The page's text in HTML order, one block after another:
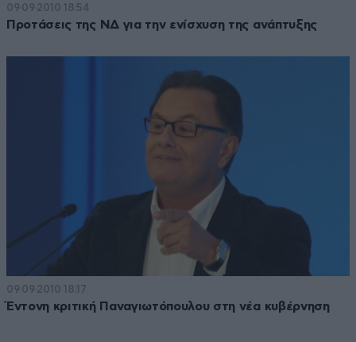
09·09·2010 18:54
Προτάσεις της ΝΔ για την ενίσχυση της ανάπτυξης
09·09·2010 18:17
Έντονη κριτική Παναγιωτόπουλου στη νέα κυβέρνηση